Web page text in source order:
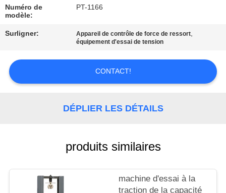
CONTRÔLE
DE
QUALITÉ
DEMANDEZ
DU
Numéro de
modèle:
PT-1166
Surligner: Appareil de contrôle de force de ressort,
équipement d'essai de tension
CONTACT!
DÉPLIER LES DÉTAILS
produits similaires
machine d'essai à la
traction de la capacité